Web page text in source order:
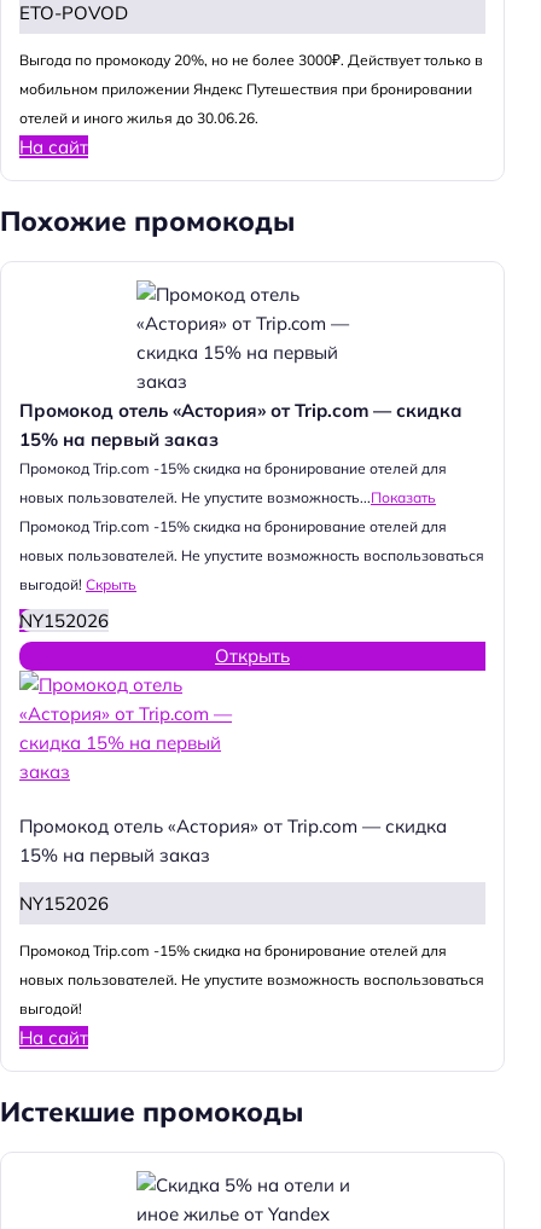
ETO-POVOD
Выгода по промокоду 20%, но не более 3000₽. Действует только в
мобильном приложении Яндекс Путешествия при бронировании
отелей и иного жилья до 30.06.26.
На сайт
Похожие промокоды
Промокод отель «Астория» от Trip.com — скидка
15% на первый заказ
Промокод Trip.com -15% скидка на бронирование отелей для
новых пользователей. Не упустите возможность...Показать
Промокод Trip.com -15% скидка на бронирование отелей для
новых пользователей. Не упустите возможность воспользоваться
выгодой! Скрыть
NY152026
Открыть
Промокод отель «Астория» от Trip.com — скидка
15% на первый заказ
NY152026
Промокод Trip.com -15% скидка на бронирование отелей для
новых пользователей. Не упустите возможность воспользоваться
выгодой!
На сайт
Истекшие промокоды